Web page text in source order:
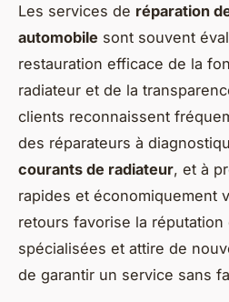
Les services de réparation
automobile sont souvent
restauration efficace de la
radiateur et de la
clients reconnaissent
des réparateurs à
courants de radiateur, et à
rapides et économiquement
retours favorise la
spécialisées et attire de
de garantir un service sans